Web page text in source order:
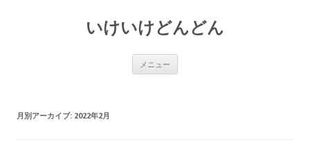
いけいけどんどん
メニュー
月別アーカイブ: 2022年2月